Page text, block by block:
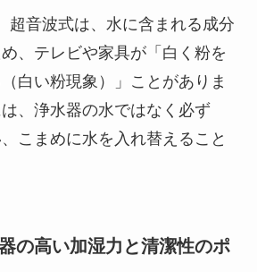
超音波式は、水に含まれる成分
、テレビや家具が「白く粉を
白い粉現象）」ことがありま
、浄水器の水ではなく必ず
、こまめに水を入れ替えること
の高い加湿力と清潔性のポ